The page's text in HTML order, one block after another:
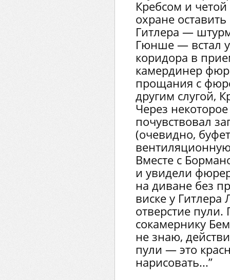
Кребсом и
охране
Гитлера —
Гюнше — встал
коридора в
камердинер
прощания с
другим слугой,
Через
почувствовал
(очевидно,
Вместе с
и увидели
на диване без
виске у Гитлера
отверстие пули.
сокамернику
не знаю,
пули — это
нарисовать...”